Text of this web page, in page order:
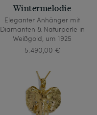
Wintermelodie
Eleganter Anhänger mit
Diamanten & Naturperle in
Weißgold, um 1925
5.490,00 €